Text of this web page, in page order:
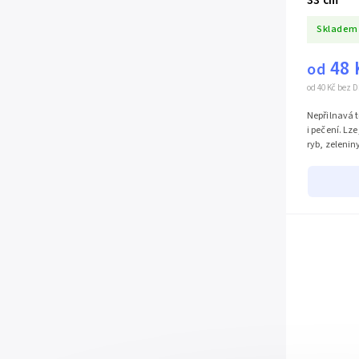
Skladem
od 40 Kč bez
od 48
Nepřilnavá
i pečení.
ryb,